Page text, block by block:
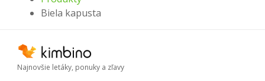
Biela kapusta
Najnovšie letáky, ponuky a zľavy